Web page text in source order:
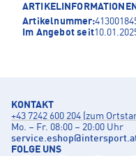
ARTIKELINFORMATIONEN
Artikelnummer:
Im Angebot seit
KONTAKT
+43 7242 600 204 (zum
Mo. – Fr. 08:00 – 20:00 Uhr
service.eshop@
FOLGE UNS